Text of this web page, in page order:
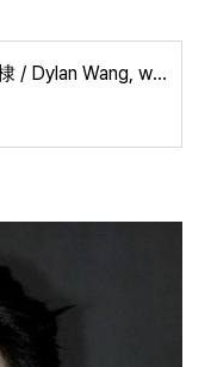
왕학체 (왕허디, 王鹤棣 / Dylan Wang, wanghedi)